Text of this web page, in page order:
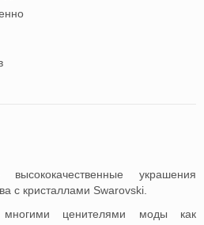
украшения
с кристаллами Swarovski.
ценителями моды как